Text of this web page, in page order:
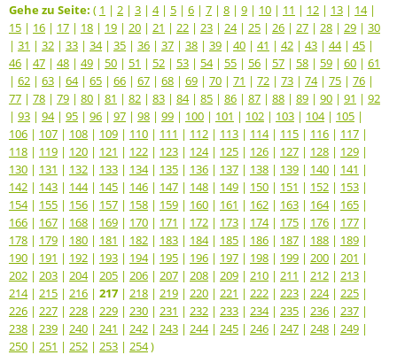
Gehe zu Seite: ( 1 | 2 | 3 | 4| 5 | 6 | 7 | 8 | 9 | 10 | 11 | 12 | 13 | 14|
15 | 16 | 17 | 18 | 19 | 20 | 21 | 22 | 23 | 24| 25 | 26 | 27 | 28 | 29 | 30
| 31 | 32 | 33 | 34| 35 | 36 | 37 | 38 | 39 | 40 | 41 | 42 | 43 | 44| 45 |
46 | 47 | 48 | 49 | 50 | 51 | 52 | 53 | 54| 55 | 56 | 57 | 58 | 59 | 60 | 61
| 62 | 63 | 64| 65 | 66 | 67 | 68 | 69 | 70 | 71 | 72 | 73 | 74| 75 | 76 |
77 | 78 | 79 | 80 | 81 | 82 | 83 | 84| 85 | 86 | 87 | 88 | 89 | 90 | 91 | 92
| 93 | 94| 95 | 96 | 97 | 98 | 99 | 100 | 101 | 102 | 103 | 104| 105 |
106 | 107 | 108 | 109 | 110 | 111 | 112 | 113 | 114| 115 | 116 | 117 |
118 | 119 | 120 | 121 | 122 | 123 | 124| 125 | 126 | 127 | 128 | 129 |
130 | 131 | 132 | 133 | 134| 135 | 136 | 137 | 138 | 139 | 140 | 141 |
142 | 143 | 144| 145 | 146 | 147 | 148 | 149 | 150 | 151 | 152 | 153 |
154| 155 | 156 | 157 | 158 | 159 | 160 | 161 | 162 | 163 | 164| 165 |
166 | 167 | 168 | 169 | 170 | 171 | 172 | 173 | 174| 175 | 176 | 177 |
178 | 179 | 180 | 181 | 182 | 183 | 184| 185 | 186 | 187 | 188 | 189 |
190 | 191 | 192 | 193 | 194| 195 | 196 | 197 | 198 | 199 | 200 | 201 |
202 | 203 | 204| 205 | 206 | 207 | 208 | 209 | 210 | 211 | 212 | 213 |
214| 215 | 216 | 217 | 218 | 219 | 220 | 221 | 222 | 223 | 224| 225 |
226 | 227 | 228 | 229 | 230 | 231 | 232 | 233 | 234| 235 | 236 | 237 |
238 | 239 | 240 | 241 | 242 | 243 | 244| 245 | 246 | 247 | 248 | 249 |
250 | 251 | 252 | 253 | 254)